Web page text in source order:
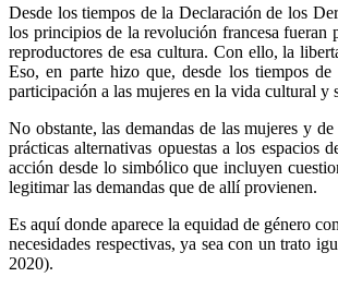
Desde los tiempos de la Declaración de los
los principios de la revolución francesa fueran
reproductores de esa cultura. Con ello, la
Eso, en parte hizo que, desde los tiempos
participación a las mujeres en la vida cultural y
No obstante, las demandas de las mujeres y
prácticas alternativas opuestas a los
acción desde lo simbólico que incluyen
legitimar las demandas que de allí provienen.
Es aquí donde aparece la equidad de género
necesidades respectivas, ya sea con un trato
2020).